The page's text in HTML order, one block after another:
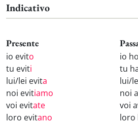
Indicativo
Presente
io evito
tu eviti
lui/lei evita
noi evitiamo
voi evitate
loro evitano
io
tu
lui/
noi
voi
loro